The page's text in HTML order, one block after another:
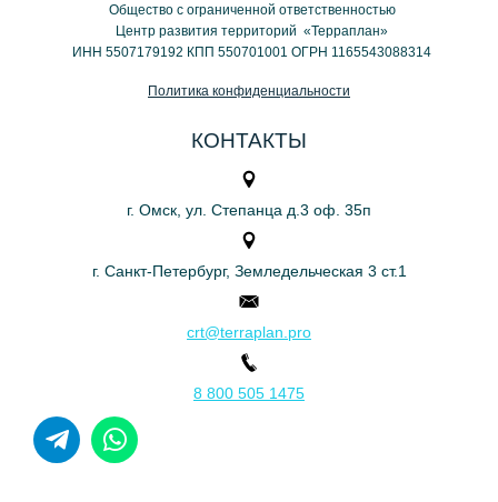
Общество с ограниченной ответственностью
Центр развития территорий «Терраплан»
ИНН 5507179192 КПП 550701001 ОГРН 1165543088314
Политика конфиденциальности
КОНТАКТЫ
г. Омск, ул. Степанца д.3 оф. 35п
г. Санкт-Петербург, Земледельческая 3 ст.1
crt@terraplan.pro
8 800 505 1475